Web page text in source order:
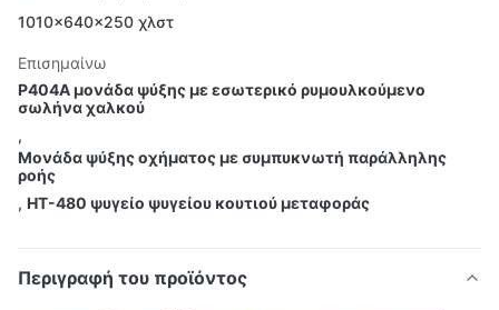
1010×640×250 χλστ
Επισημαίνω
Ρ404Α μονάδα ψύξης με εσωτερικό ρυμουλκούμενο
σωλήνα χαλκού
,
Μονάδα ψύξης οχήματος με συμπυκνωτή παράλληλης
ροής
, HT-480 ψυγείο ψυγείου κουτιού μεταφοράς
Περιγραφή του προϊόντος